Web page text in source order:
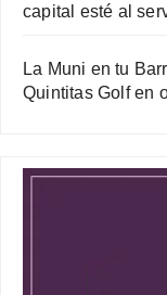
capital esté al
La Muni en tu
Quintitas Golf en